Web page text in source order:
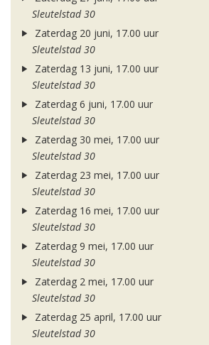
Sleutelstad 30
Zaterdag 20 juni, 17.00 uur
Sleutelstad 30
Zaterdag 13 juni, 17.00 uur
Sleutelstad 30
Zaterdag 6 juni, 17.00 uur
Sleutelstad 30
Zaterdag 30 mei, 17.00 uur
Sleutelstad 30
Zaterdag 23 mei, 17.00 uur
Sleutelstad 30
Zaterdag 16 mei, 17.00 uur
Sleutelstad 30
Zaterdag 9 mei, 17.00 uur
Sleutelstad 30
Zaterdag 2 mei, 17.00 uur
Sleutelstad 30
Zaterdag 25 april, 17.00 uur
Sleutelstad 30